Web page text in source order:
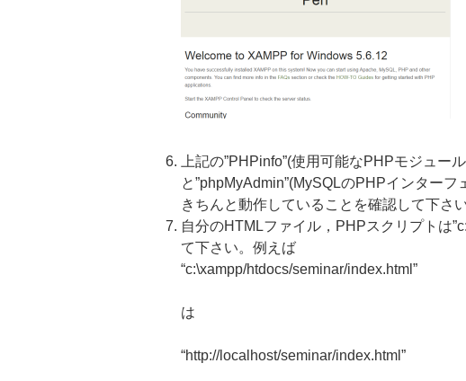
上記の”PHPinfo”(使用可能なPHPモジュー
と”phpMyAdmin”(MySQLのPHPインター
きちんと動作していることを確認して下さい
自分のHTMLファイル，PHPスクリプトは
て下さい。例えば
“c:\xampp/htdocs/seminar/index.html”
は
“http://localhost/seminar/index.html”